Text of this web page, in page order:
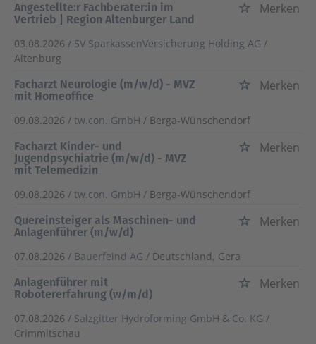
Angestellte:r Fachberater:in im
Vertrieb | Region Altenburger Land
Merken
03.08.2026 / SV SparkassenVersicherung Holding AG /
Altenburg
Facharzt Neurologie (m/w/d) - MVZ
mit Homeoffice
Merken
09.08.2026 / tw.con. GmbH / Berga-Wünschendorf
Facharzt Kinder- und
Jugendpsychiatrie (m/w/d) - MVZ
mit Telemedizin
Merken
09.08.2026 / tw.con. GmbH / Berga-Wünschendorf
Quereinsteiger als Maschinen- und
Anlagenführer (m/w/d)
Merken
07.08.2026 / Bauerfeind AG / Deutschland, Gera
Anlagenführer mit
Robotererfahrung (w/m/d)
Merken
07.08.2026 / Salzgitter Hydroforming GmbH & Co. KG /
Crimmitschau